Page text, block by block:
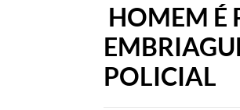
HOMEM É
POLICIAL